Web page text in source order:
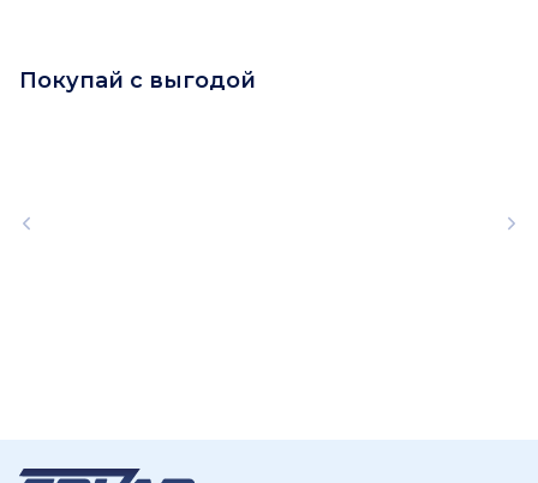
Покупай с выгодой